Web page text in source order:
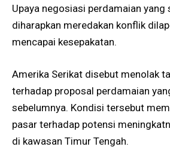
Upaya negosiasi perdamaian yang
diharapkan meredakan konflik
mencapai kesepakatan.
Amerika Serikat disebut menolak
terhadap proposal perdamaian
sebelumnya. Kondisi tersebut
pasar terhadap potensi
di kawasan Timur Tengah.